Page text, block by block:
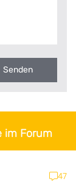
Senden
im Forum
47